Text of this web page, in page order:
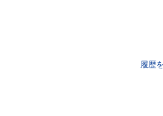
履歴